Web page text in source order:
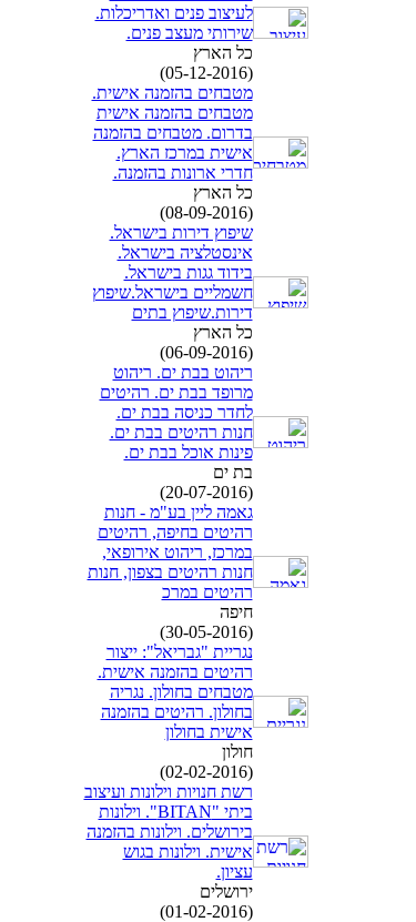
לעיצוב פנים ואדריכלות.
שירותי מעצב פנים.
כל הארץ
(05-12-2016)
מטבחים בהזמנה אישית.
מטבחים בהזמנה אישית
בדרום. מטבחים בהזמנה
אישית במרכז הארץ.
חדרי ארונות בהזמנה.
כל הארץ
(08-09-2016)
שיפוץ דירות בישראל.
אינסטלציה בישראל.
בידוד גגות בישראל.
חשמליים בישראל.שיפוץ
דירות.שיפוץ בתים
כל הארץ
(06-09-2016)
ריהוט בבת ים. ריהוט
מרופד בבת ים. רהיטים
לחדר כניסה בבת ים.
חנות רהיטים בבת ים.
פינות אוכל בבת ים.
בת ים
(20-07-2016)
גאמה ליין בע"מ - חנות
רהיטים בחיפה, רהיטים
במרכז, ריהוט אירופאי,
חנות רהיטים בצפון, חנות
רהיטים במרכ
חיפה
(30-05-2016)
נגריית "גבריאל": ייצור
רהיטים בהזמנה אישית.
מטבחים בחולון. נגריה
בחולון. רהיטים בהזמנה
אישית בחולון
חולון
(02-02-2016)
רשת חנויות וילונות ועיצוב
ביתי "BITAN". וילונות
בירושלים. וילונות בהזמנה
אישית. וילונות בגוש
עציון.
ירושלים
(01-02-2016)